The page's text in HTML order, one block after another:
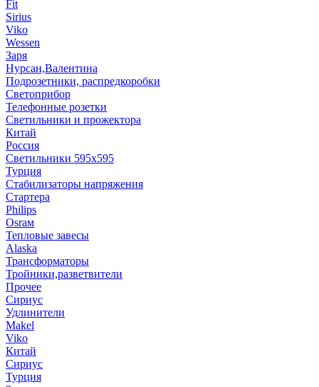
Fit
Sirius
Viko
Wessen
Заря
Нурсан,Валентина
Подрозетники, распредкоробки
Светоприбор
Телефонные розетки
Светильники и прожектора
Китай
Россия
Светильники 595х595
Турция
Стабилизаторы напряжения
Стартера
Philips
Оsrам
Тепловые завесы
Alaska
Трансформаторы
Тройники,разветвители
Прочее
Сириус
Удлинители
Makel
Viko
Китай
Сириус
Турция